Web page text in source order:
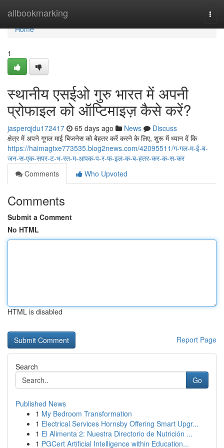
allbookmarking
Home
Home
1
स्थानीय एसईओ गुरु भारत में अपनी
प्रोफाइल को ऑप्टिमाइज़ कैसे करें?
jasperqjdu172417 65 days ago News
Discuss
क्षेत्र में अपने गूगल माई बिजनेस को बेहतर करें करने के लिए, शुरू में ध्यान दें कि
https://haimagtxe773535.blog2news.com/42095511/ग-गल-म-ई-ब-
जन-स-एक-सपर-ट-भ-रत-म-आपक-प-र-फ-इल-क-ब-हतर-कर-क-स-कर
Comments
Who Upvoted
Comments
Submit a Comment
No HTML
HTML is disabled
Report Page
Search
Go
Published News
1 My Bedroom Transformation
1 Electrical Services Hornsby Offering Smart Upgr...
1 El Alimenta 2: Nuestra Directorio de Nutrición ...
1 PGCert Artificial Intelligence within Education...